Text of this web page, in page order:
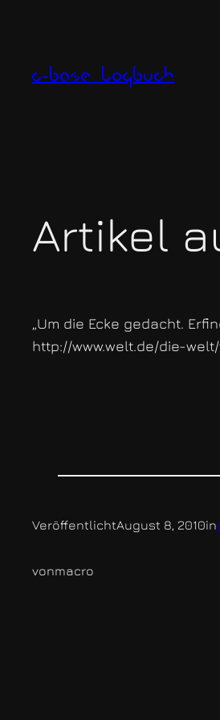
c-base logbuch
Artikel
„Um die Ecke gedacht.
http://www.welt.de/die-
VeröffentlichtAugust 8, 2010in
vonmacro